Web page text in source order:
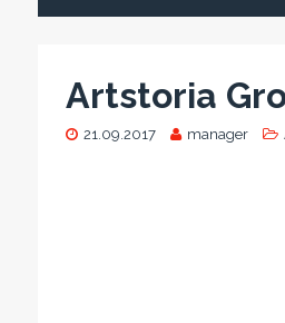
Artstoria
21.09.2017 manager